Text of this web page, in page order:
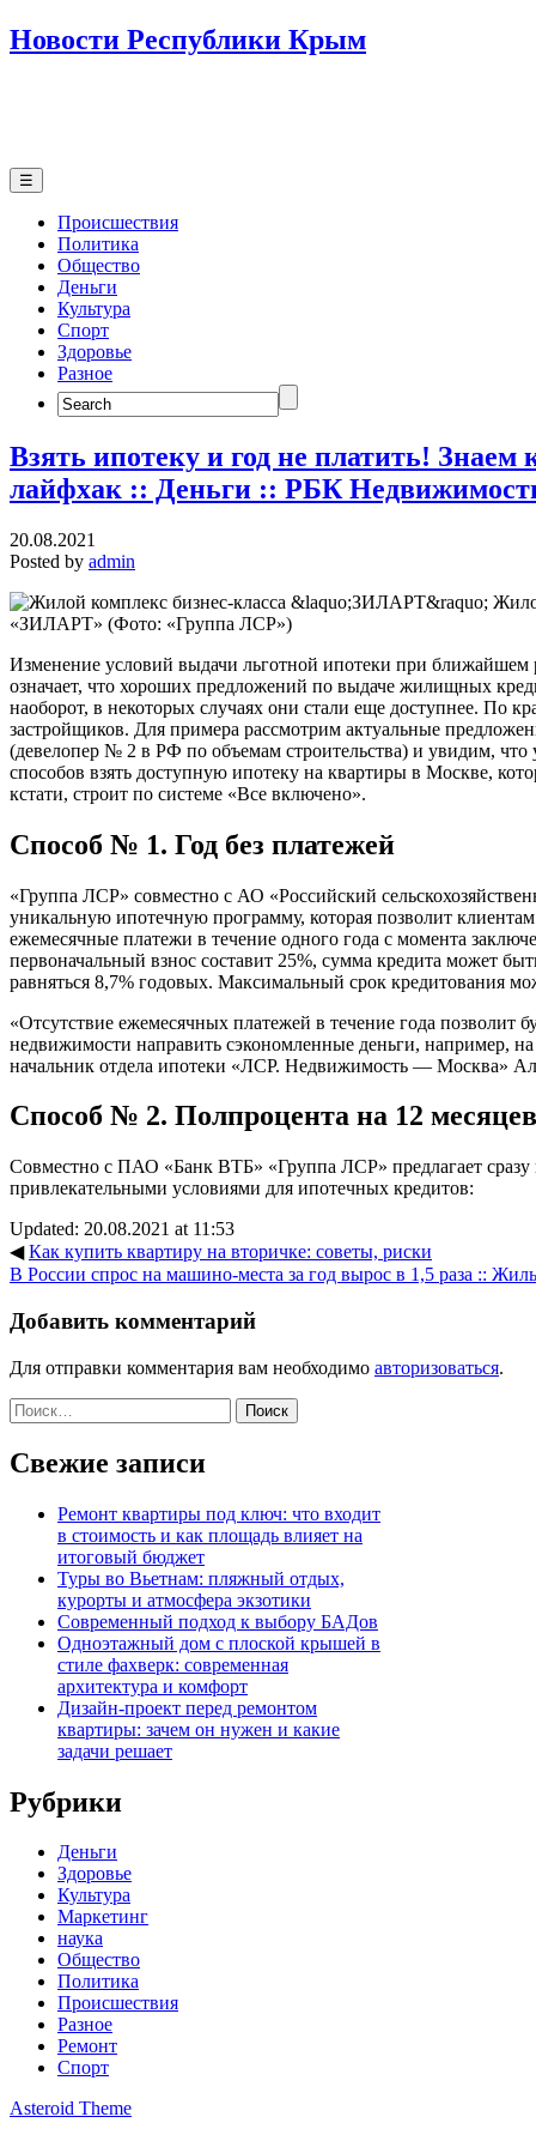
Новости Республики Крым
☰
Происшествия
Политика
Общество
Деньги
Культура
Спорт
Здоровье
Разное
Search
for:
Взять ипотеку и год не платить!
лайфхак :: Деньги :: РБК
20.08.2021
Posted by admin
«ЗИЛАРТ» (Фото: «Группа ЛСР»)
Изменение условий выдачи льготной ипотеки при ближайшем
означает, что хороших предложений по выдаче жилищных
наоборот, в некоторых случаях они стали еще доступнее. По
застройщиков. Для примера рассмотрим актуальные
(девелопер № 2 в РФ по объемам строительства) и увидим, что
способов взять доступную ипотеку на квартиры в Москве,
кстати, строит по системе «Все включено».
Способ № 1. Год без платежей
«Группа ЛСР» совместно с АО «Российский
уникальную ипотечную программу, которая позволит
ежемесячные платежи в течение одного года с момента
первоначальный взнос составит 25%, сумма кредита может
равняться 8,7% годовых. Максимальный срок кредитования
«Отсутствие ежемесячных платежей в течение года позволит
недвижимости направить сэкономленные деньги, например,
начальник отдела ипотеки «ЛСР. Недвижимость — Москва»
Способ № 2. Полпроцента на 12 месяцев
Совместно с ПАО «Банк ВТБ» «Группа ЛСР» предлагает сразу
привлекательными условиями для ипотечных кредитов:
Updated: 20.08.2021 at 11:53
◀Как купить квартиру на вторичке: советы, риски
В России спрос на машино-места за год вырос в 1,5 раза ::
Добавить комментарий
Для отправки комментария вам необходимо авторизоваться.
Найти:
Свежие записи
Ремонт квартиры под ключ: что входит
в стоимость и как площадь влияет на
итоговый бюджет
Туры во Вьетнам: пляжный отдых,
курорты и атмосфера экзотики
Современный подход к выбору БАДов
Одноэтажный дом с плоской крышей в
стиле фахверк: современная
архитектура и комфорт
Дизайн-проект перед ремонтом
квартиры: зачем он нужен и какие
задачи решает
Рубрики
Деньги
Здоровье
Культура
Маркетинг
наука
Общество
Политика
Происшествия
Разное
Ремонт
Спорт
Asteroid Theme